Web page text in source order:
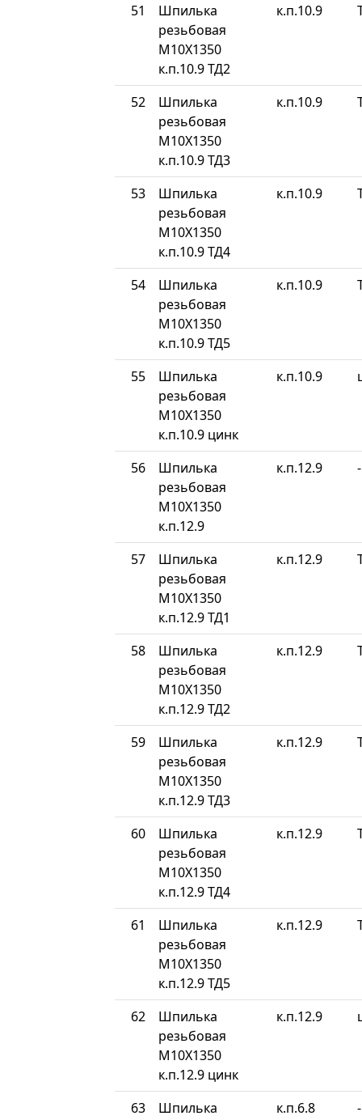
51
Шпилька
резьбовая
М10Х1350
к.п.10.9 ТД2
к.п.10.9
52
Шпилька
резьбовая
М10Х1350
к.п.10.9 ТД3
к.п.10.9
53
Шпилька
резьбовая
М10Х1350
к.п.10.9 ТД4
к.п.10.9
54
Шпилька
резьбовая
М10Х1350
к.п.10.9 ТД5
к.п.10.9
55
Шпилька
резьбовая
М10Х1350
к.п.10.9 цинк
к.п.10.9
56
Шпилька
резьбовая
М10Х1350
к.п.12.9
к.п.12.9 -
57
Шпилька
резьбовая
М10Х1350
к.п.12.9 ТД1
к.п.12.9
58
Шпилька
резьбовая
М10Х1350
к.п.12.9 ТД2
к.п.12.9
59
Шпилька
резьбовая
М10Х1350
к.п.12.9 ТД3
к.п.12.9
60
Шпилька
резьбовая
М10Х1350
к.п.12.9 ТД4
к.п.12.9
61
Шпилька
резьбовая
М10Х1350
к.п.12.9 ТД5
к.п.12.9
62
Шпилька
резьбовая
М10Х1350
к.п.12.9 цинк
к.п.12.9
63
Шпилька
к.п.6.8 -